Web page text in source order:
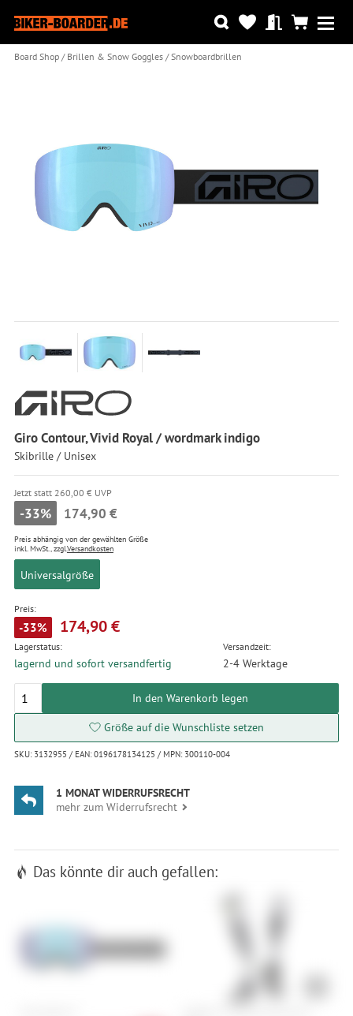
Board Shop Brillen & Snow Goggles Snowboardbrillen
Giro Contour, Vivid Royal / wordmark indigo
Skibrille / Unisex
Jetzt statt 260,00 € UVP
-33% 174,90 €
Preis abhängig von der gewählten Größe
inkl. MwSt., zzgl.Versandkosten
Universalgröße
Preis:
-33% 174,90 €
Lagerstatus:
lagernd und sofort versandfertig
Versandzeit:
2-4 Werktage
In den Warenkorb legen
Größe auf die Wunschliste setzen
SKU: 3132955 / EAN: 0196178134125 / MPN: 300110-004
1 MONAT WIDERRUFSRECHT
mehr zum Widerrufsrecht
Das könnte dir auch gefallen: